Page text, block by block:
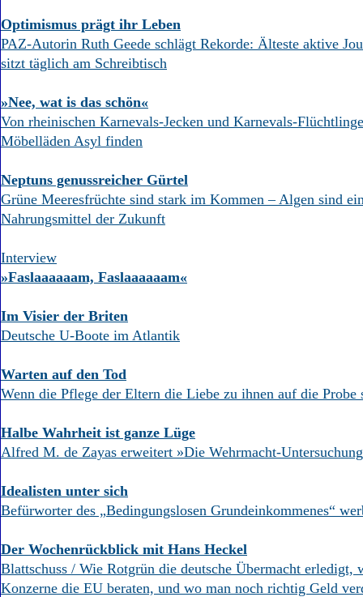
Optimismus prägt ihr Leben
PAZ-Autorin Ruth Geede schlägt Rekorde: Älteste aktive
sitzt täglich am Schreibtisch
»Nee, wat is das schön«
Von rheinischen Karnevals-Jecken und Karnevals-
Möbelläden Asyl finden
Neptuns genussreicher Gürtel
Grüne Meeresfrüchte sind stark im Kommen – Algen sind
Nahrungsmittel der Zukunft
Interview
»Faslaaaaaam, Faslaaaaaam«
Im Visier der Briten
Deutsche U-Boote im Atlantik
Warten auf den Tod
Wenn die Pflege der Eltern die Liebe zu ihnen auf die Probe
Halbe Wahrheit ist ganze Lüge
Alfred M. de Zayas erweitert »Die Wehrmacht-
Idealisten unter sich
Befürworter des „Bedingungslosen Grundeinkommenes“
Der Wochenrückblick mit Hans Heckel
Blattschuss / Wie Rotgrün die deutsche Übermacht erledigt,
Konzerne die EU beraten, und wo man noch richtig Geld